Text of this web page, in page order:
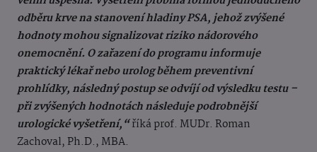
odběru krve na stanovení hladiny PSA, jehož zvýšené
hodnoty mohou signalizovat riziko nádorového
onemocnění. O zařazení do programu informuje
praktický lékař nebo urolog během preventivní
prohlídky, následný postup se odvíjí od výsledku testu –
při zvýšených hodnotách následuje podrobnější
urologické vyšetření,“říká prof. MUDr. Roman
Zachoval, Ph.D., MBA.